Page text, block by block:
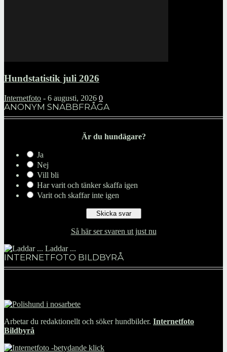
Hundstatistik juli 2026
Internetfoto - 6 augusti, 2026 0
ANONYM SNABBFRÅGA
Är du hundägare?
Ja
Nej
Vill bli
Har varit och tänker skaffa igen
Varit och skaffar inte igen
Så här ser svaren ut just nu
Laddar ...
INTERNETFOTO BILDBYRÅ
Arbetar du redaktionellt och söker hundbilder. Internetfoto
Bildbyrå